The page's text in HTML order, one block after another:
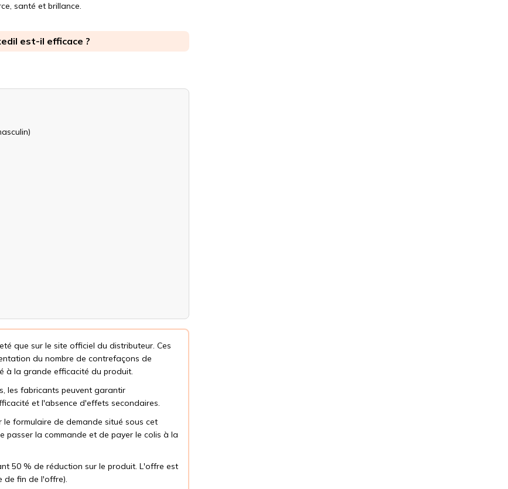
santé et brillance.
est-il efficace ?
que sur le site officiel du distributeur. Ces
du nombre de contrefaçons de
à la grande efficacité du produit.
les fabricants peuvent garantir
et l'absence d'effets secondaires.
formulaire de demande situé sous cet
la commande et de payer le colis à la
50 % de réduction sur le produit. L'offre est
de fin de l'offre).